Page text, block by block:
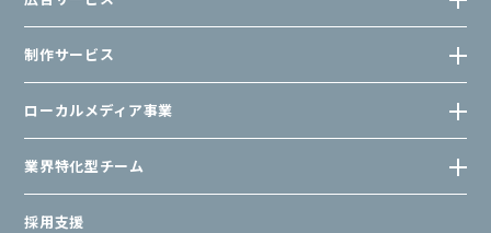
制作サービス
ローカルメディア事業
業界特化型チーム
採用支援